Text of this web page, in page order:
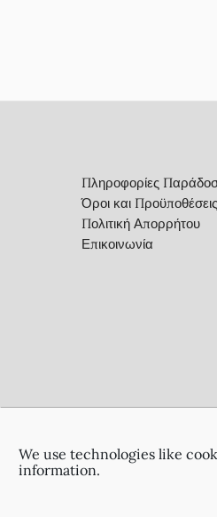
We use technologies like
information.
Πληροφορίες
Όροι και Προϋποθέσεις
Πολιτική Απορρήτου
Επικοινωνία